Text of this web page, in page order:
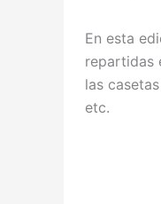
En esta
repartidas
las
etc.